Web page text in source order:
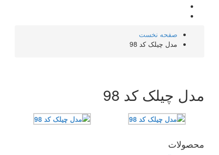
صفحه نخست
مدل چیلک کد 98
مدل چیلک کد 98
محصولات